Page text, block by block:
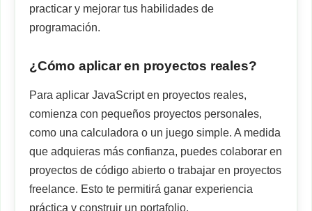
practicar y mejorar tus habilidades de
programación.
¿Cómo aplicar en proyectos reales?
Para aplicar JavaScript en proyectos reales,
comienza con pequeños proyectos personales,
como una calculadora o un juego simple. A medida
que adquieras más confianza, puedes colaborar en
proyectos de código abierto o trabajar en proyectos
freelance. Esto te permitirá ganar experiencia
práctica y construir un portafolio.